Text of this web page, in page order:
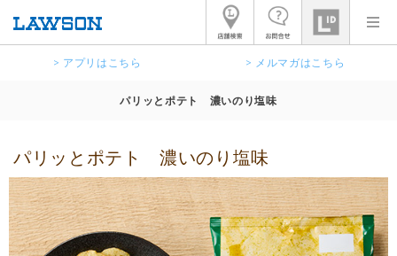
> アプリはこちら > メルマガはこちら
パリッとポテト 濃いのり塩味
パリッとポテト 濃いのり塩味